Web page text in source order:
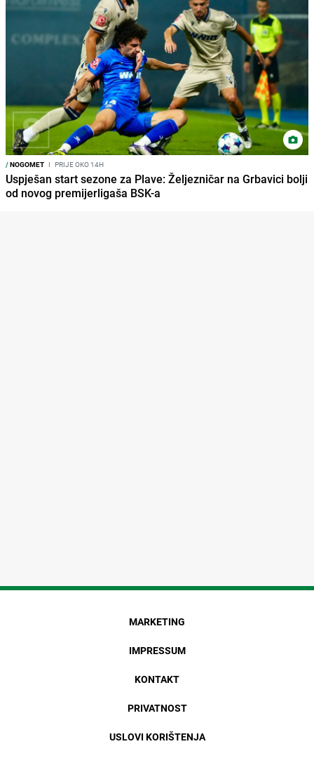
/NOGOMET I PRIJE OKO 14H
Uspješan start sezone za Plave: Željezničar na Grbavici bolji
od novog premijerligaša BSK-a
MARKETING
IMPRESSUM
KONTAKT
PRIVATNOST
USLOVI KORIŠTENJA